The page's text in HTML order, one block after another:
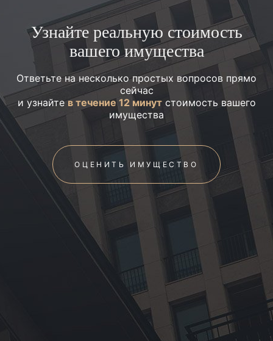
Узнайте реальную стоимость
вашего имущества
Ответьте на несколько простых вопросов прямо
сейчас
и узнайтев течение 12 минутстоимость вашего
имущества
ОЦЕНИТЬ ИМУЩЕСТВО